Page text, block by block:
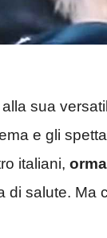
sua
e gli
italiani,
di salute. Ma